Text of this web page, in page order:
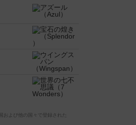
よび他の国々で登録された